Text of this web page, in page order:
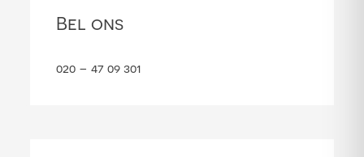
Bel ons
020 – 47 09 301